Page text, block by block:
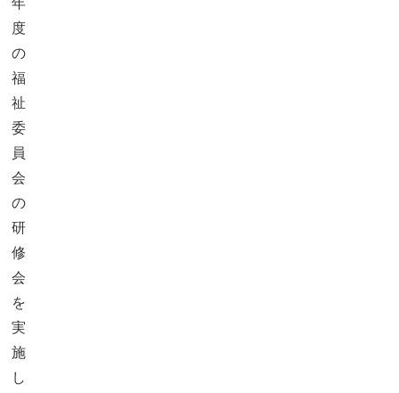
度
の
福
祉
委
員
会
の
研
修
会
を
実
施
し